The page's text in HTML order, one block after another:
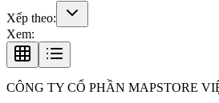
Xếp theo:
Xem:
CÔNG TY CỔ PHẦN MAPSTORE